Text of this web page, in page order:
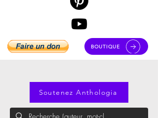
BOUTIQUE
Soutenez Anthologia